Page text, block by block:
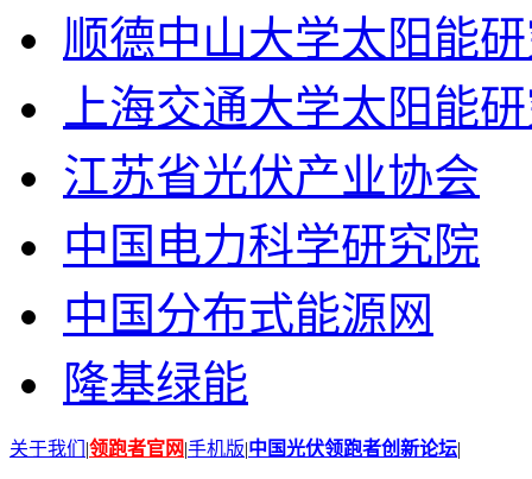
顺德中山大学太阳能
上海交通大学太阳能
江苏省光伏产业协会
中国电力科学研究院
中国分布式能源网
隆基绿能
关于我们 |领跑者官网|手机版|中国光伏领跑者创新论坛|